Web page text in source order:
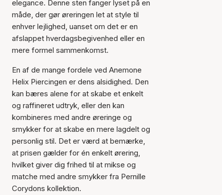
Varen er tilføjet til kurven
elegance. Denne sten fanger lyset på en
måde, der gør øreringen let at style til
enhver lejlighed, uanset om det er en
afslappet hverdagsbegivenhed eller en
mere formel sammenkomst.
En af de mange fordele ved Anemone
Helix Piercingen er dens alsidighed. Den
kan bæres alene for at skabe et enkelt
og raffineret udtryk, eller den kan
kombineres med andre øreringe og
smykker for at skabe en mere lagdelt og
personlig stil. Det er værd at bemærke,
at prisen gælder for én enkelt ørering,
hvilket giver dig frihed til at mikse og
matche med andre smykker fra Pernille
Corydons kollektion.